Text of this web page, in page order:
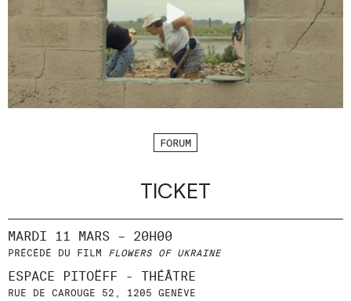
FORUM
TICKET
MARDI 11 MARS – 20H00
PRÉCÉDÉ DU FILM FLOWERS OF UKRAINE
ESPACE PITOËFF - THÉÂTRE
RUE DE CAROUGE 52, 1205 GENÈVE